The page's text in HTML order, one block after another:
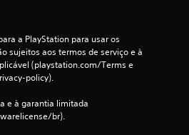
a PlayStation para usar os
sujeitos aos termos de serviço e à
(playstation.com/Terms e
policy).
e à garantia limitada
br).